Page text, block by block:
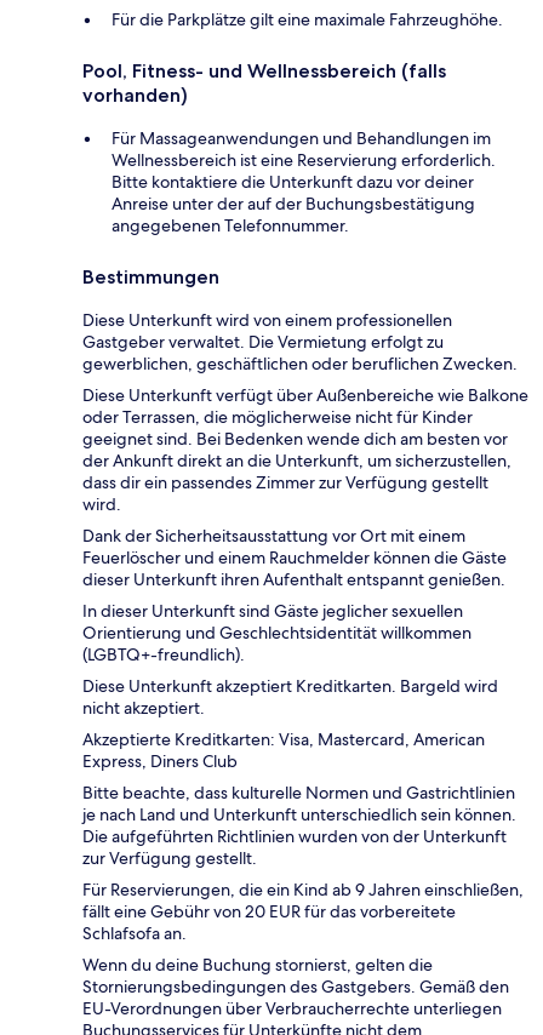
Für die Parkplätze gilt eine maximale Fahrzeughöhe.
Pool, Fitness- und Wellnessbereich (falls
vorhanden)
Für Massageanwendungen und Behandlungen im
Wellnessbereich ist eine Reservierung erforderlich.
Bitte kontaktiere die Unterkunft dazu vor deiner
Anreise unter der auf der Buchungsbestätigung
angegebenen Telefonnummer.
Bestimmungen
Diese Unterkunft wird von einem professionellen
Gastgeber verwaltet. Die Vermietung erfolgt zu
gewerblichen, geschäftlichen oder beruflichen Zwecken.
Diese Unterkunft verfügt über Außenbereiche wie Balkone
oder Terrassen, die möglicherweise nicht für Kinder
geeignet sind. Bei Bedenken wende dich am besten vor
der Ankunft direkt an die Unterkunft, um sicherzustellen,
dass dir ein passendes Zimmer zur Verfügung gestellt
wird.
Dank der Sicherheitsausstattung vor Ort mit einem
Feuerlöscher und einem Rauchmelder können die Gäste
dieser Unterkunft ihren Aufenthalt entspannt genießen.
In dieser Unterkunft sind Gäste jeglicher sexuellen
Orientierung und Geschlechtsidentität willkommen
(LGBTQ+-freundlich).
Diese Unterkunft akzeptiert Kreditkarten. Bargeld wird
nicht akzeptiert.
Akzeptierte Kreditkarten: Visa, Mastercard, American
Express, Diners Club
Bitte beachte, dass kulturelle Normen und Gastrichtlinien
je nach Land und Unterkunft unterschiedlich sein können.
Die aufgeführten Richtlinien wurden von der Unterkunft
zur Verfügung gestellt.
Für Reservierungen, die ein Kind ab 9 Jahren einschließen,
fällt eine Gebühr von 20 EUR für das vorbereitete
Schlafsofa an.
Wenn du deine Buchung stornierst, gelten die
Stornierungsbedingungen des Gastgebers. Gemäß den
EU-Verordnungen über Verbraucherrechte unterliegen
Buchungsservices für Unterkünfte nicht dem